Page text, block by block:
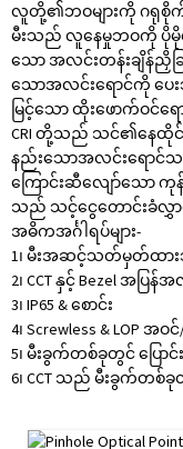
လူတို့၏ဘဝများကို ဂရု
မီးသည် လူနေမှုဘဝကို ပိုမိုလုံ
သော အလင်းတန်းချိန်ညှိ
သောအလင်းရောင်ကို ပေး
မြင့်သော ထိုးဖောက်ဝင်ရ
CRI တို့သည် သင်၏နေထိုင်
နည်းသောအလင်းရောင်
ကြောင်းဆီလျော်သော
သည် သင့်ငွေတောင်းခံလွှ
အဓိကအင်္ဂါရပ်များ-
1၊ မီးအဆင့်သတ်မှတ်ထားသ
2၊ CCT နှင့် Bezel အ
3၊ IP65 & စောင်း
4၊ Screwless &
5၊ မီးခွက်တစ်ခုတွင် ပြော
6၊ CCT သည် မီးခွက်တစ်ခု